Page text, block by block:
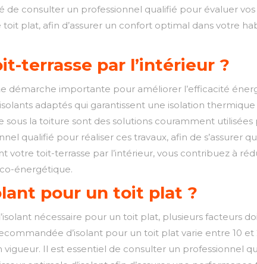
de consulter un professionnel qualifié pour évaluer
toit plat, afin d’assurer un confort optimal dans votre
terrasse par l’intérieur ?
démarche importante pour améliorer l’efficacité
adaptés qui garantissent une isolation
la toiture sont des solutions couramment utilisées
qualifié pour réaliser ces travaux, afin de s’assurer
votre toit-terrasse par l’intérieur, vous contribuez à
énergétique.
pour un toit plat ?
nécessaire pour un toit plat, plusieurs
d’isolant pour un toit plat varie entre 10
Il est essentiel de consulter un professionnel